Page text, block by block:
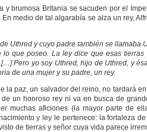
y brumosa Britania se sacuden por el
medio de tal algarabía se alza un rey,
Uthred y cuyo padre también se llamaba
que poseo. La ley dice que esas
Pero yo soy Uthred, hijo de Uthred, y
de una mujer y su padre, un rey.
paz, un salvador del reino, no tardará
un honroso rey ni va en busca de
muchas aficiones (la mayor parte de
y ley le pertenece: la fortaleza
de tierras y señor cuya vida parece